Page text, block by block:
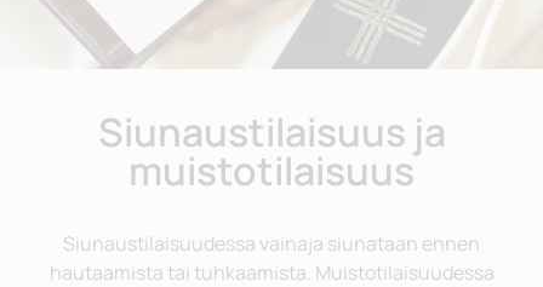
Siunaustilaisuus ja
muistotilaisuus
Siunaustilaisuudessa vainaja siunataan ennen
hautaamista tai tuhkaamista. Muistotilaisuudessa